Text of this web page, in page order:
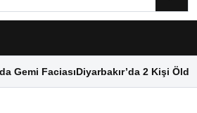
Gemi FaciasıDiyarbakır’da 2 Kişi Öldü